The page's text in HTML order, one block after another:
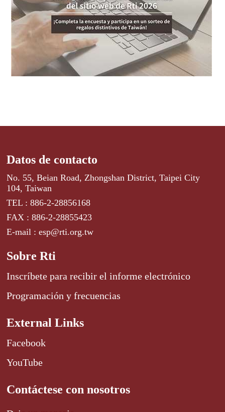
Datos de contacto
No. 55, Beian Road, Zhongshan District, Taipei City
104, Taiwan
TEL : 886-2-28856168
FAX : 886-2-28855423
E-mail : esp@rti.org.tw
Sobre Rti
Inscríbete para recibir el informe electrónico
Programación y frecuencias
External Links
Facebook
YouTube
Contáctese con nosotros